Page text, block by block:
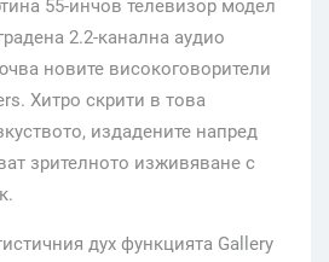
55-инчов телевизор модел
2.2-канална аудио
новите високоговорители
Хитро скрити в това
издадените напред
зрителното изживяване с
дух функцията Gallery